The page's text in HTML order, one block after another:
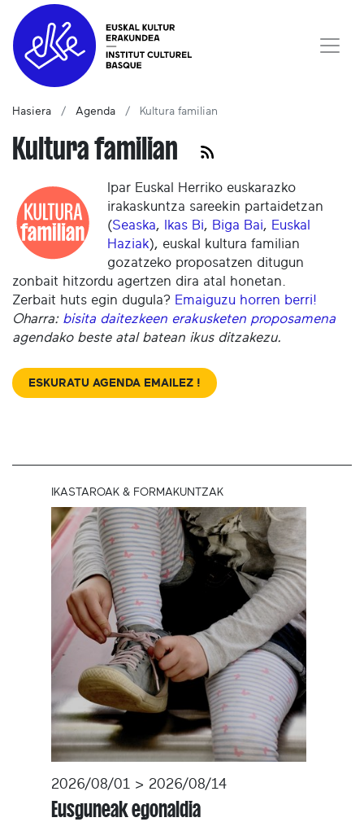
Hasiera Agenda Kultura familian
Kultura familian
Ipar Euskal Herriko euskarazko
irakaskuntza sareekin partaidetzan
(Seaska, Ikas Bi, Biga Bai, Euskal
Haziak), euskal kultura familian
gozatzeko proposatzen ditugun
zonbait hitzordu agertzen dira atal honetan.
Zerbait huts egin dugula? Emaiguzu horren berri!
Oharra: bisita daitezkeen erakusketen proposamena
agendako beste atal batean ikus ditzakezu.
ESKURATU AGENDA EMAILEZ !
IKASTAROAK & FORMAKUNTZAK
2026/08/01 > 2026/08/14
Eusguneak egonaldia